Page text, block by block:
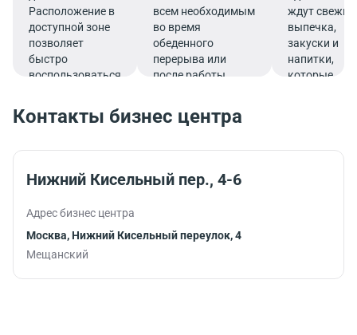
Расположение в
доступной зоне
позволяет
быстро
воспользоваться
всем необходимым
во время
обеденного
перерыва или
после работы.
ждут свежие
выпечка,
закуски и
напитки,
которые
продуктивно
Контакты бизнес центра
Нижний Кисельный пер., 4-6
Адрес бизнес центра
Москва, Нижний Кисельный переулок, 4
Мещанский